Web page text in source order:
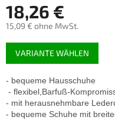
18,26 €
15,09 € ohne MwSt.
Verkaufspreis:
VARIANTE WÄHLEN
- bequeme Hausschuhe
- flexibel,Barfuß-
- mit herausnehmbare
- bequeme Schuhe mit